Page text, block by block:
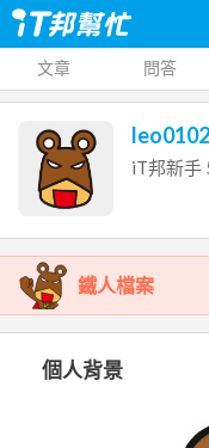
文章 問答
iT邦新手
鐵人檔案
個人背景